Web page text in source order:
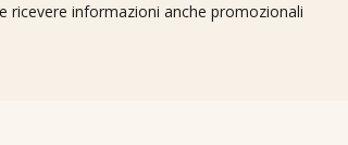
ricevere informazioni anche promozionali